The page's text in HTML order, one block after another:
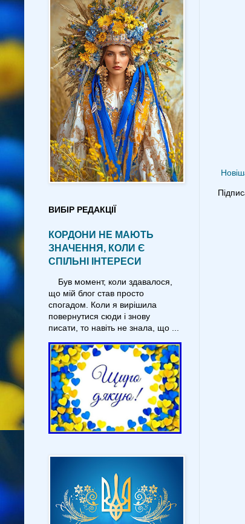
ВИБІР РЕДАКЦІЇ
КОРДОНИ НЕ МАЮТЬ
ЗНАЧЕННЯ, КОЛИ Є
СПІЛЬНІ ІНТЕРЕСИ
Був момент, коли здавалося,
що мій блог став просто
спогадом. Коли я вирішила
повернутися сюди і знову
писати, то навіть не знала, що ...